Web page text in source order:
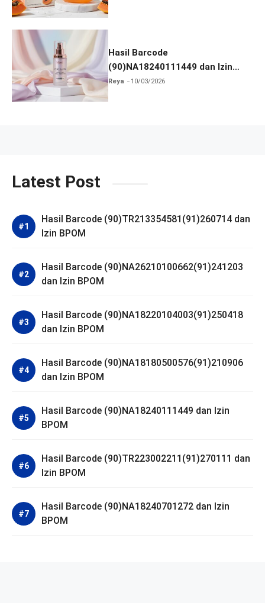
Hasil Barcode
(90)NA18240111449 dan Izin
BPOM
Reya 10/03/2026
Latest Post
Hasil Barcode (90)TR213354581(91)260714 dan
Izin BPOM
Hasil Barcode (90)NA26210100662(91)241203
dan Izin BPOM
Hasil Barcode (90)NA18220104003(91)250418
dan Izin BPOM
Hasil Barcode (90)NA18180500576(91)210906
dan Izin BPOM
Hasil Barcode (90)NA18240111449 dan Izin
BPOM
Hasil Barcode (90)TR223002211(91)270111 dan
Izin BPOM
Hasil Barcode (90)NA18240701272 dan Izin
BPOM